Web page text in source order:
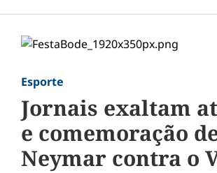
Esporte
Jornais exaltam
e comemoração
Neymar contra o